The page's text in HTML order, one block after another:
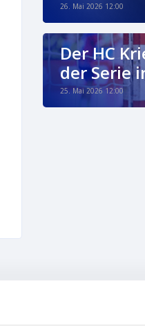
26. Mai 2026 12:00
Der HC
der Serie
25. Mai 2026 12:00